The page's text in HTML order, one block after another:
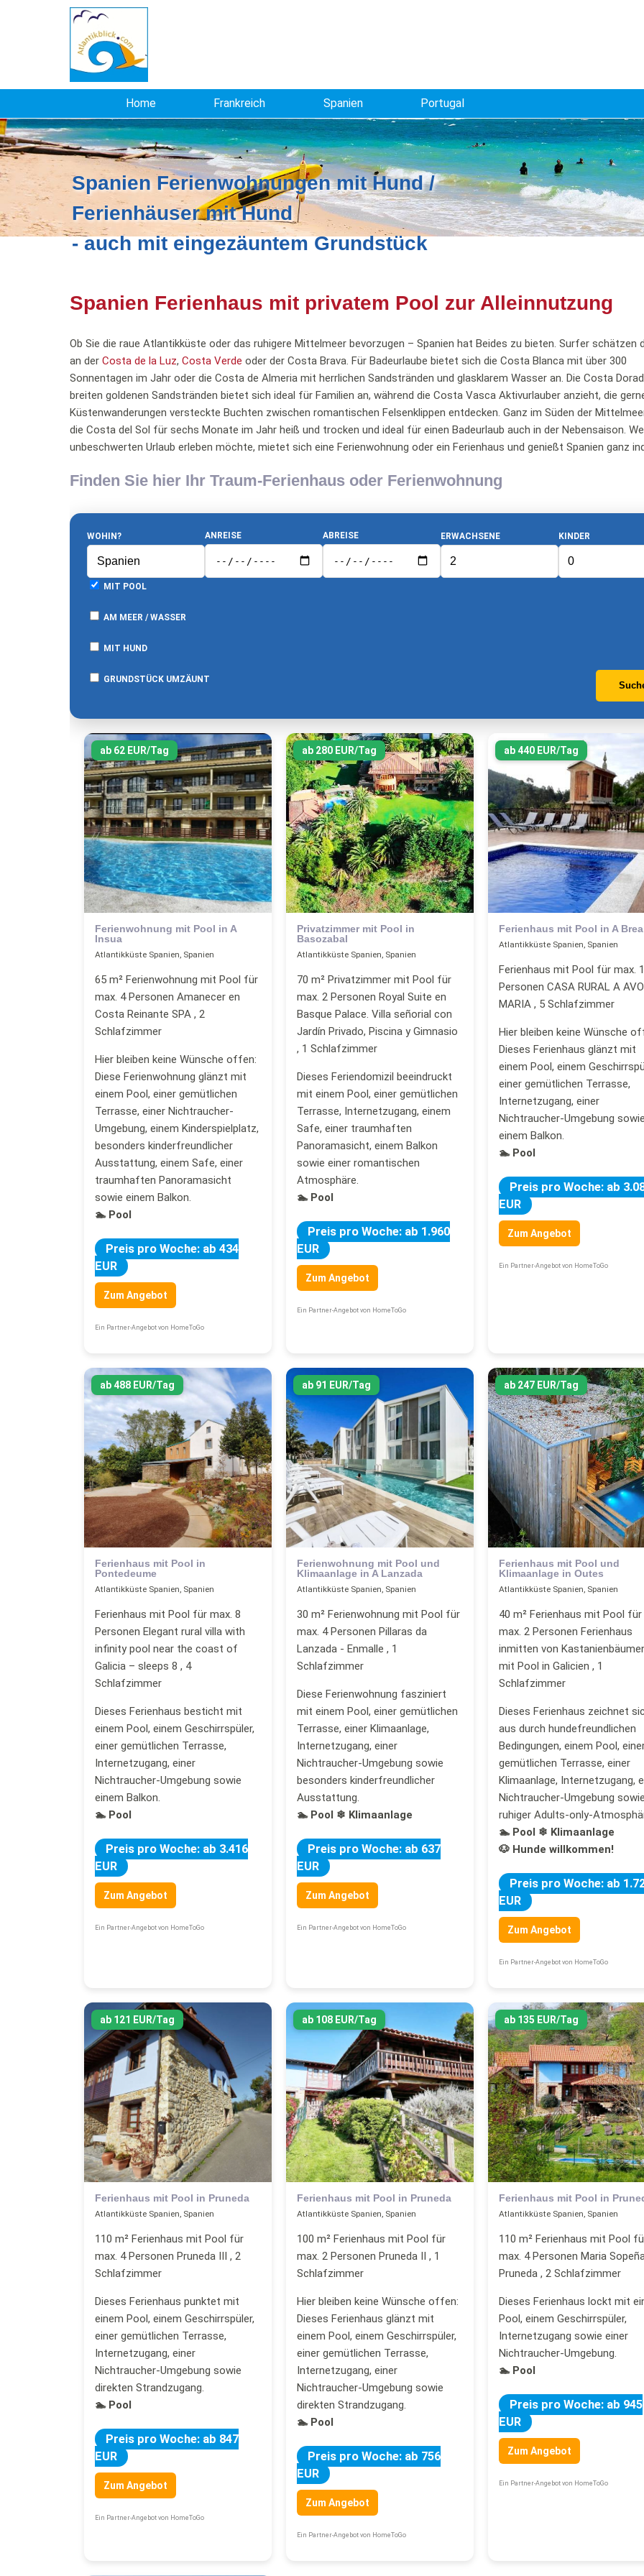
Home Frankreich Spanien Portugal
Spanien Ferienwohnungen mit Hund /
Ferienhäuser mit Hund
- auch mit eingezäuntem Grundstück
Spanien Ferienhaus mit privatem Pool zur Alleinnutzung
Ob Sie die raue Atlantikküste oder das ruhigere Mittelmeer bevorzugen – Spanien hat Beides zu bieten. Surfer schätzen
an der Costa de la Luz, Costa Verde oder der Costa Brava. Für Badeurlaube bietet sich die Costa Blanca mit über 300
Sonnentagen im Jahr oder die Costa de Almeria mit herrlichen Sandstränden und glasklarem Wasser an. Die Costa
breiten goldenen Sandstränden bietet sich ideal für Familien an, während die Costa Vasca Aktivurlauber anzieht, die
Küstenwanderungen versteckte Buchten zwischen romantischen Felsenklippen entdecken. Ganz im Süden der
die Costa del Sol für sechs Monate im Jahr heiß und trocken und ideal für einen Badeurlaub auch in der Nebensaison.
unbeschwerten Urlaub erleben möchte, mietet sich eine Ferienwohnung oder ein Ferienhaus und genießt Spanien ganz
Finden Sie hier Ihr Traum-Ferienhaus oder Ferienwohnung
WOHIN? ANREISE ABREISE ERWACHSENE KINDER
MIT POOL
AM MEER / WASSER
MIT HUND
GRUNDSTÜCK UMZÄUNT
ab 62 EUR/Tag
Ferienwohnung mit Pool in A
Insua
Atlantikküste Spanien, Spanien
65 m² Ferienwohnung mit Pool für
max. 4 Personen Amanecer en
Costa Reinante SPA , 2
Schlafzimmer
Hier bleiben keine Wünsche offen:
Diese Ferienwohnung glänzt mit
einem Pool, einer gemütlichen
Terrasse, einer Nichtraucher-
Umgebung, einem Kinderspielplatz,
besonders kinderfreundlicher
Ausstattung, einem Safe, einer
traumhaften Panoramasicht
sowie einem Balkon.
🏊 Pool
Preis pro Woche: ab 434
EUR
Zum Angebot
Ein Partner-Angebot von HomeToGo
ab 280 EUR/Tag
Privatzimmer mit Pool in
Basozabal
Atlantikküste Spanien, Spanien
70 m² Privatzimmer mit Pool für
max. 2 Personen Royal Suite en
Basque Palace. Villa señorial con
Jardín Privado, Piscina y Gimnasio
, 1 Schlafzimmer
Dieses Feriendomizil beeindruckt
mit einem Pool, einer gemütlichen
Terrasse, Internetzugang, einem
Safe, einer traumhaften
Panoramasicht, einem Balkon
sowie einer romantischen
Atmosphäre.
🏊 Pool
Preis pro Woche: ab 1.960
EUR
Zum Angebot
Ein Partner-Angebot von HomeToGo
ab 440 EUR/Tag
Ferienhaus mit Pool in A Brea
Atlantikküste Spanien, Spanien
Ferienhaus mit Pool für max.
Personen CASA RURAL A
MARIA , 5 Schlafzimmer
Hier bleiben keine Wünsche
Dieses Ferienhaus glänzt mit
einem Pool, einem
einer gemütlichen Terrasse,
Internetzugang, einer
Nichtraucher-Umgebung
einem Balkon.
🏊 Pool
Preis pro Woche: ab
EUR
Zum Angebot
Ein Partner-Angebot von HomeToGo
ab 488 EUR/Tag
Ferienhaus mit Pool in
Pontedeume
Atlantikküste Spanien, Spanien
Ferienhaus mit Pool für max. 8
Personen Elegant rural villa with
infinity pool near the coast of
Galicia – sleeps 8 , 4
Schlafzimmer
Dieses Ferienhaus besticht mit
einem Pool, einem Geschirrspüler,
einer gemütlichen Terrasse,
Internetzugang, einer
Nichtraucher-Umgebung sowie
einem Balkon.
🏊 Pool
Preis pro Woche: ab 3.416
EUR
Zum Angebot
Ein Partner-Angebot von HomeToGo
ab 91 EUR/Tag
Ferienwohnung mit Pool und
Klimaanlage in A Lanzada
Atlantikküste Spanien, Spanien
30 m² Ferienwohnung mit Pool für
max. 4 Personen Pillaras da
Lanzada - Enmalle , 1
Schlafzimmer
Diese Ferienwohnung fasziniert
mit einem Pool, einer gemütlichen
Terrasse, einer Klimaanlage,
Internetzugang, einer
Nichtraucher-Umgebung sowie
besonders kinderfreundlicher
Ausstattung.
🏊 Pool ❄ Klimaanlage
Preis pro Woche: ab 637
EUR
Zum Angebot
Ein Partner-Angebot von HomeToGo
ab 247 EUR/Tag
Ferienhaus mit Pool und
Klimaanlage in Outes
Atlantikküste Spanien, Spanien
40 m² Ferienhaus mit Pool für
max. 2 Personen Ferienhaus
inmitten von
mit Pool in Galicien , 1
Schlafzimmer
Dieses Ferienhaus zeichnet
aus durch hundefreundlichen
Bedingungen, einem Pool,
gemütlichen Terrasse, einer
Klimaanlage, Internetzugang,
Nichtraucher-Umgebung
ruhiger Adults-only-
🏊 Pool ❄ Klimaanlage
🐶 Hunde willkommen!
Preis pro Woche: ab
EUR
Zum Angebot
Ein Partner-Angebot von HomeToGo
ab 121 EUR/Tag
Ferienhaus mit Pool in Pruneda
Atlantikküste Spanien, Spanien
110 m² Ferienhaus mit Pool für
max. 4 Personen Pruneda III , 2
Schlafzimmer
Dieses Ferienhaus punktet mit
einem Pool, einem Geschirrspüler,
einer gemütlichen Terrasse,
Internetzugang, einer
Nichtraucher-Umgebung sowie
direkten Strandzugang.
🏊 Pool
Preis pro Woche: ab 847
EUR
Zum Angebot
Ein Partner-Angebot von HomeToGo
ab 108 EUR/Tag
Ferienhaus mit Pool in Pruneda
Atlantikküste Spanien, Spanien
100 m² Ferienhaus mit Pool für
max. 2 Personen Pruneda II , 1
Schlafzimmer
Hier bleiben keine Wünsche offen:
Dieses Ferienhaus glänzt mit
einem Pool, einem Geschirrspüler,
einer gemütlichen Terrasse,
Internetzugang, einer
Nichtraucher-Umgebung sowie
direkten Strandzugang.
🏊 Pool
Preis pro Woche: ab 756
EUR
Zum Angebot
Ein Partner-Angebot von HomeToGo
ab 135 EUR/Tag
Ferienhaus mit Pool in
Atlantikküste Spanien, Spanien
110 m² Ferienhaus mit Pool
max. 4 Personen Maria
Pruneda , 2 Schlafzimmer
Dieses Ferienhaus lockt mit
Pool, einem Geschirrspüler,
Internetzugang sowie einer
Nichtraucher-Umgebung.
🏊 Pool
Preis pro Woche: ab 945
EUR
Zum Angebot
Ein Partner-Angebot von HomeToGo